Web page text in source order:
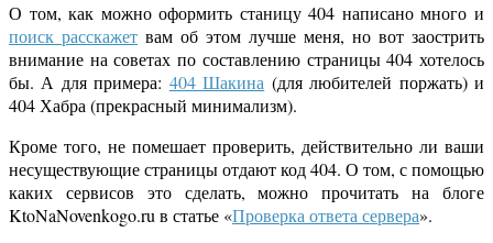
О том, как можно оформить станицу 404 написано много и
поиск расскажет вам об этом лучше меня, но вот заострить
внимание на советах по составлению страницы 404 хотелось
бы. А для примера: 404 Шакина (для любителей поржать) и
404 Хабра (прекрасный минимализм).
Кроме того, не помешает проверить, действительно ли ваши
несуществующие страницы отдают код 404. О том, с помощью
каких сервисов это сделать, можно прочитать на блоге
KtoNaNovenkogo.ru в статье «Проверка ответа сервера».